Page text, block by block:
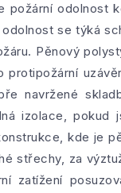
požární odolnost
se týká
Pěnový
navržené
izolace, pokud
kde je
střechy, za
zatížení